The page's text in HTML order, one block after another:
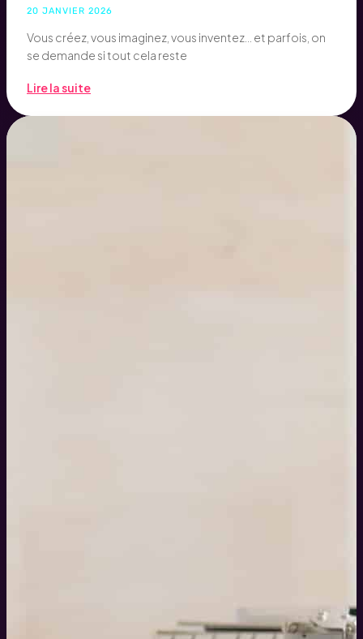
20 JANVIER 2026
Vous créez, vous imaginez, vous inventez… et parfois, on
se demande si tout cela reste
Lire la suite